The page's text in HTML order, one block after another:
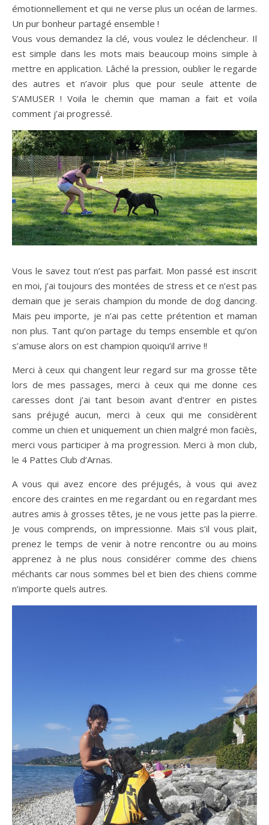
émotionnellement et qui ne verse plus un océan de larmes.
Un pur bonheur partagé ensemble !
Vous vous demandez la clé, vous voulez le déclencheur. Il
est simple dans les mots mais beaucoup moins simple à
mettre en application. Lâché la pression, oublier le regarde
des autres et n’avoir plus que pour seule attente de
S’AMUSER ! Voila le chemin que maman a fait et voila
comment j’ai progressé.
Vous le savez tout n’est pas parfait. Mon passé est inscrit
en moi, j’ai toujours des montées de stress et ce n’est pas
demain que je serais champion du monde de dog dancing.
Mais peu importe, je n’ai pas cette prétention et maman
non plus. Tant qu’on partage du temps ensemble et qu’on
s’amuse alors on est champion quoiqu’il arrive !!
Merci à ceux qui changent leur regard sur ma grosse tête
lors de mes passages, merci à ceux qui me donne ces
caresses dont j’ai tant besoin avant d’entrer en pistes
sans préjugé aucun, merci à ceux qui me considèrent
comme un chien et uniquement un chien malgré mon faciès,
merci vous participer à ma progression. Merci à mon club,
le 4 Pattes Club d’Arnas.
A vous qui avez encore des préjugés, à vous qui avez
encore des craintes en me regardant ou en regardant mes
autres amis à grosses têtes, je ne vous jette pas la pierre.
Je vous comprends, on impressionne. Mais s’il vous plait,
prenez le temps de venir à notre rencontre ou au moins
apprenez à ne plus nous considérer comme des chiens
méchants car nous sommes bel et bien des chiens comme
n’importe quels autres.